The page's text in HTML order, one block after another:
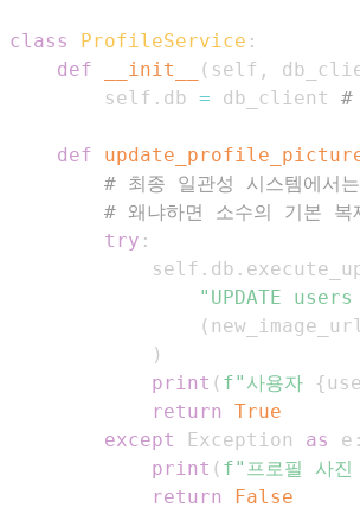
class ProfileService :
def
__init__ ( self ,
        self
. db = db_client #
def
# 최종 일관성 시스템에서
# 왜냐하면 소수의 기본 복
try :
            self
. db .
"UPDATE
( new_image_url
)
print ( f"사용자 {
return
True
except
Exception as e :
print ( f"프로필 사진
return
False